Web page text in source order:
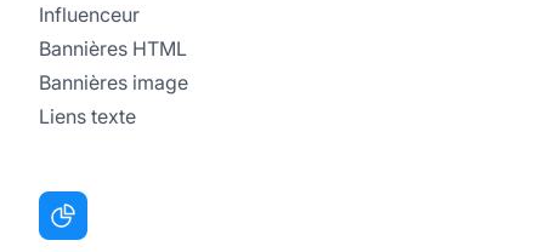
Influenceur
Bannières HTML
Bannières image
Liens texte